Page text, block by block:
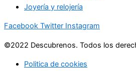
Joyería y relojería
Facebook Twitter Instagram
©2022 Descubrenos. Todos los
Politica de cookies